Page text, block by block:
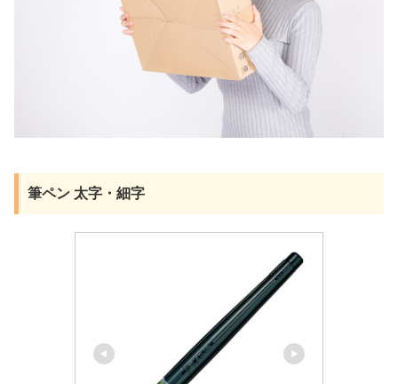
筆ペン 太字・細字